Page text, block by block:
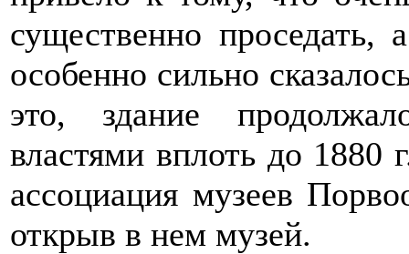
существенно проседать,
особенно сильно
это, здание
властями вплоть до 1880
ассоциация музеев
открыв в нем музей.